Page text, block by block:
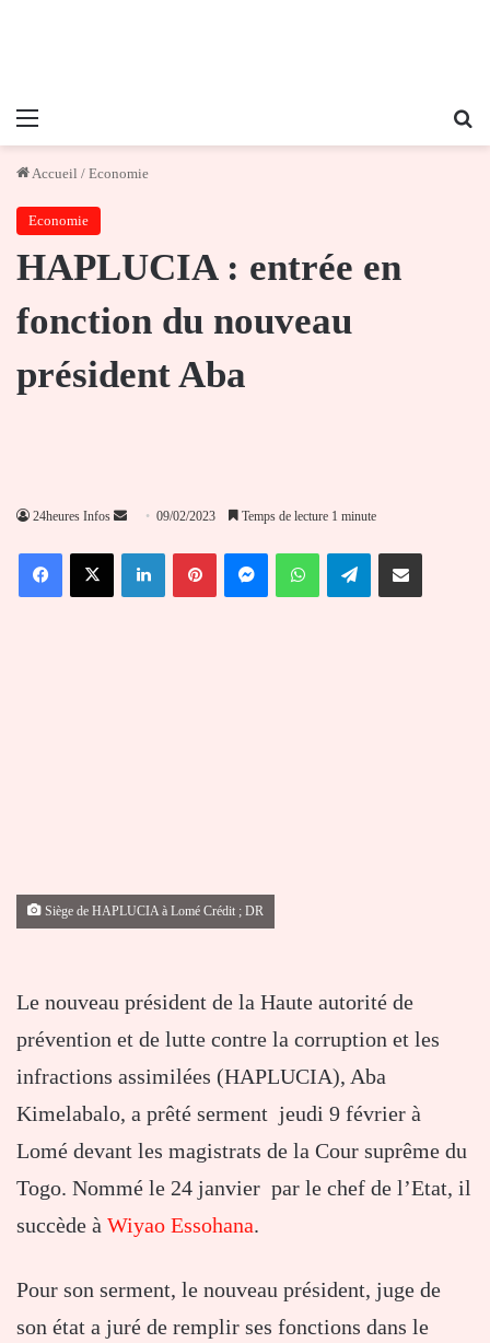
Menu
Accueil / Economie
Economie
HAPLUCIA : entrée en
fonction du nouveau
président Aba
24heures Infos
Envoyer
courriel
09/02/2023 Temps de lecture 1 minute
FacebookX LinkedinPinterestMessengerWhatsAppTelegramPartager par email
Siège de HAPLUCIA à Lomé Crédit ; DR
Le nouveau président de la Haute autorité de
prévention et de lutte contre la corruption et les
infractions assimilées (HAPLUCIA), Aba
Kimelabalo, a prêté serment jeudi 9 février à
Lomé devant les magistrats de la Cour suprême du
Togo. Nommé le 24 janvier par le chef de l’Etat, il
succède à Wiyao Essohana.
Pour son serment, le nouveau président, juge de
son état a juré de remplir ses fonctions dans le